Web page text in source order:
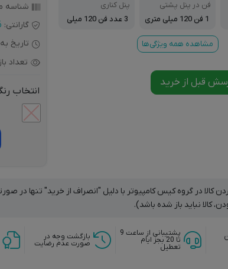
فن در پنل پشتی
1 فن 120 میلی متری
پنل کناری
3 عدد فن 120 میلی
مشاهده همه ویژگی‌ها
قبل از خرید
شناسه
گارانتی:
تاریخ
تعداد
انتخاب
کالا در گروه کیس کامپیوتر با دلیل "انصراف از خرید" تنها در
کالا نباید باز شده باشد).
پشتیبانی از ساعت 9
تا 20 بجز ایام
تعطیل
بازگشت وجه در
صورت عدم رضایت